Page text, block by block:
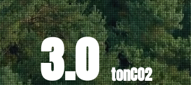
3.0 tonCO2